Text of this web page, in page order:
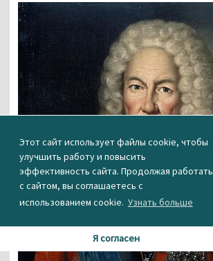
Этот сайт использует файлы cookie, чтобы
улучшить работу и повысить
эффективность сайта. Продолжая работать
с сайтом, вы соглашаетесь с
использованием cookie. Узнать больше
Я согласен